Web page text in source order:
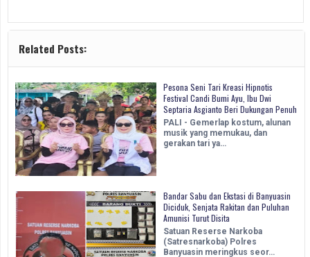
Related Posts:
Pesona Seni Tari Kreasi Hipnotis
Festival Candi Bumi Ayu, Ibu Dwi
Septaria Asgianto Beri Dukungan Penuh
PALI - Gemerlap kostum, alunan
musik yang memukau, dan
gerakan tari ya…
Bandar Sabu dan Ekstasi di Banyuasin
Diciduk, Senjata Rakitan dan Puluhan
Amunisi Turut Disita
Satuan Reserse Narkoba
(Satresnarkoba) Polres
Banyuasin meringkus seor…